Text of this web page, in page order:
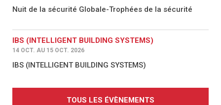
Nuit de la sécurité Globale-Trophées de la sécurité
IBS (INTELLIGENT BUILDING SYSTEMS)
14 OCT. AU 15 OCT. 2026
IBS (INTELLIGENT BUILDING SYSTEMS)
TOUS LES ÉVÈNEMENTS